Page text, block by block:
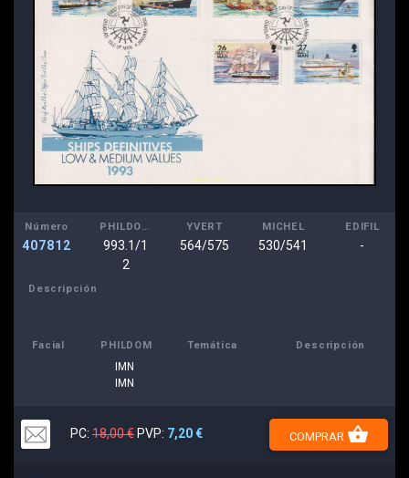
Número
407812
PHILDOM
993.1/1
2
YVERT
564/575
MICHEL
530/541
EDIFIL
-
Descripción
Facial PHILDOM Temática Descripción
IMN
IMN
PC: 18,00 € PVP: 7,20 € COMPRAR shopping_basket